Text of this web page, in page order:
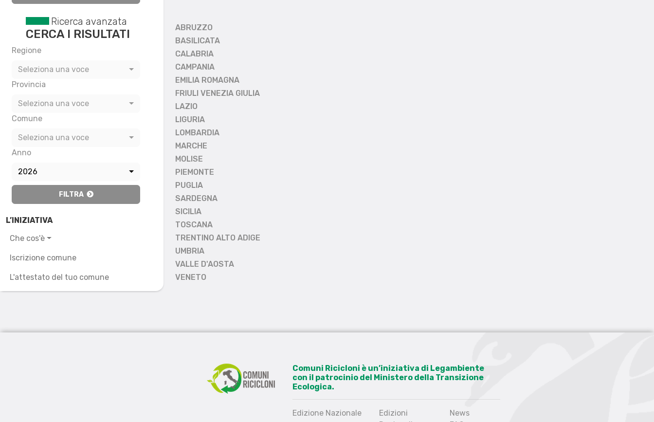
Ricerca avanzata
CERCA I RISULTATI
Regione
Seleziona una voce
Provincia
Seleziona una voce
Comune
Seleziona una voce
Anno
2026
FILTRA
L’INIZIATIVA
Che cos'è
Iscrizione comune
L'attestato del tuo comune
ABRUZZO
BASILICATA
CALABRIA
CAMPANIA
EMILIA ROMAGNA
FRIULI VENEZIA GIULIA
LAZIO
LIGURIA
LOMBARDIA
MARCHE
MOLISE
PIEMONTE
PUGLIA
SARDEGNA
SICILIA
TOSCANA
TRENTINO ALTO ADIGE
UMBRIA
VALLE D'AOSTA
VENETO
Comuni Ricicloni è un’iniziativa di Legambiente
con il patrocinio del Ministero della Transizione
Ecologica.
Edizione Nazionale
Edizioni
News